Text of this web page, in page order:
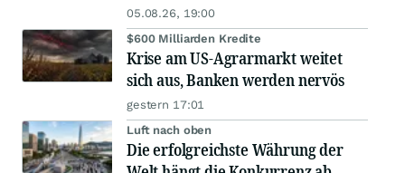
05.08.26, 19:00
$600 Milliarden Kredite
Krise am US-Agrarmarkt weitet
sich aus, Banken werden nervös
gestern 17:01
Luft nach oben
Die erfolgreichste Währung der